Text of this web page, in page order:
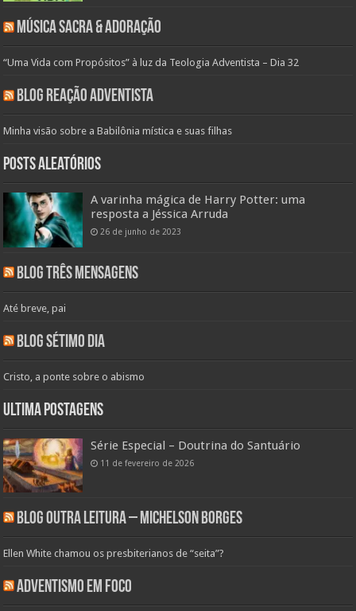
Música Sacra & Adoração
“Uma Vida com Propósitos” à luz da Teologia Adventista – Dia 32
Blog Reação Adventista
Minha visão sobre a Babilônia mística e suas filhas
Posts aleatórios
A varinha mágica de Harry Potter: uma
resposta a Jéssica Arruda
26 de junho de 2023
Blog Três Mensagens
Até breve, pai
Blog Sétimo Dia
Cristo, a ponte sobre o abismo
Ultima Postagens
Série Especial – Doutrina do Santuário
11 de fevereiro de 2026
Blog Outra Leitura – Michelson Borges
Ellen White chamou os presbiterianos de “seita”?
Adventismo em Foco